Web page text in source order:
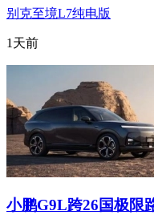
别克至境L7纯电版
1天前
小鹏G9L跨26国极限